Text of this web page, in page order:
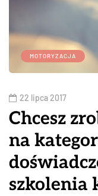
MOTORYZACJA
22 lipca 2017
Chcesz
na
szkolenia